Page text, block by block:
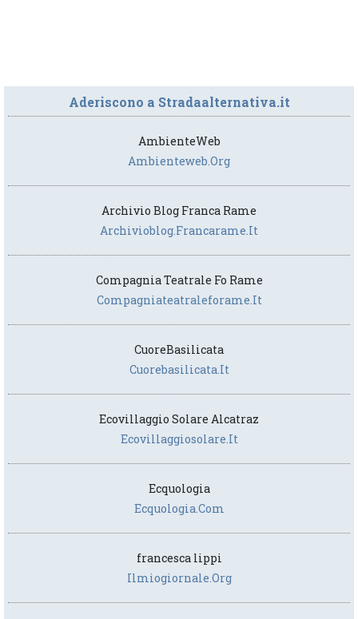
Aderiscono a Stradaalternativa.it
AmbienteWeb
Ambienteweb.org
Archivio Blog Franca Rame
Archivioblog.francarame.it
Compagnia Teatrale Fo Rame
Compagniateatraleforame.it
CuoreBasilicata
Cuorebasilicata.it
Ecovillaggio Solare Alcatraz
Ecovillaggiosolare.it
Ecquologia
Ecquologia.com
francesca lippi
Ilmiogiornale.org